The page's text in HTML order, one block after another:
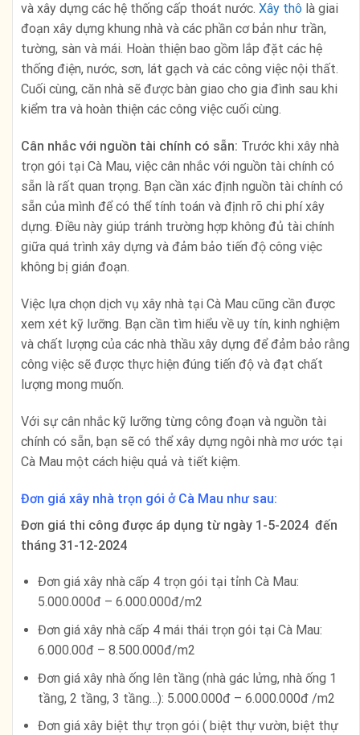
và xây dựng các hệ thống cấp thoát nước. Xây thô là giai
đoạn xây dựng khung nhà và các phần cơ bản như trần,
tường, sàn và mái. Hoàn thiện bao gồm lắp đặt các hệ
thống điện, nước, sơn, lát gạch và các công việc nội thất.
Cuối cùng, căn nhà sẽ được bàn giao cho gia đình sau khi
kiểm tra và hoàn thiện các công việc cuối cùng.
Cân nhắc với nguồn tài chính có sẵn: Trước khi xây nhà
trọn gói tại Cà Mau, việc cân nhắc với nguồn tài chính có
sẵn là rất quan trọng. Bạn cần xác định nguồn tài chính có
sẵn của mình để có thể tính toán và định rõ chi phí xây
dựng. Điều này giúp tránh trường hợp không đủ tài chính
giữa quá trình xây dựng và đảm bảo tiến độ công việc
không bị gián đoạn.
Việc lựa chọn dịch vụ xây nhà tại Cà Mau cũng cần được
xem xét kỹ lưỡng. Bạn cần tìm hiểu về uy tín, kinh nghiệm
và chất lượng của các nhà thầu xây dựng để đảm bảo rằng
công việc sẽ được thực hiện đúng tiến độ và đạt chất
lượng mong muốn.
Với sự cân nhắc kỹ lưỡng từng công đoạn và nguồn tài
chính có sẵn, bạn sẽ có thể xây dựng ngôi nhà mơ ước tại
Cà Mau một cách hiệu quả và tiết kiệm.
Đơn giá xây nhà trọn gói ở Cà Mau như sau:
Đơn giá thi công được áp dụng từ ngày 1-5-2024 đến
tháng 31-12-2024
Đơn giá xây nhà cấp 4 trọn gói tại tỉnh Cà Mau:
5.000.000đ – 6.000.000đ/m2
Đơn giá xây nhà cấp 4 mái thái trọn gói tại Cà Mau:
6.000.00đ – 8.500.000đ/m2
Đơn giá xây nhà ống lên tầng (nhà gác lửng, nhà ống 1
tầng, 2 tầng, 3 tầng…): 5.000.000đ – 6.000.000đ /m2
Đơn giá xây biệt thự trọn gói ( biệt thự vườn, biệt thự